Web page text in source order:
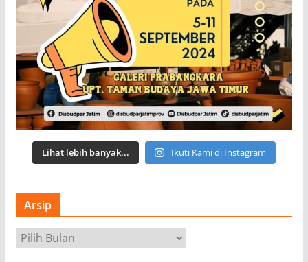
Lihat lebih banyak... Ikuti Kami di Instagram
Arsip
r